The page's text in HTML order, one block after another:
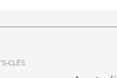
CLÉS